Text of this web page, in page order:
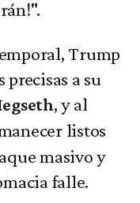
Trump
a su
, y al
listos
masivo y
falle.